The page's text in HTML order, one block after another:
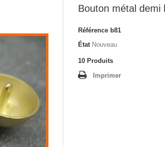
Bouton métal demi
Référence b81
État Nouveau
10 Produits
Imprimer